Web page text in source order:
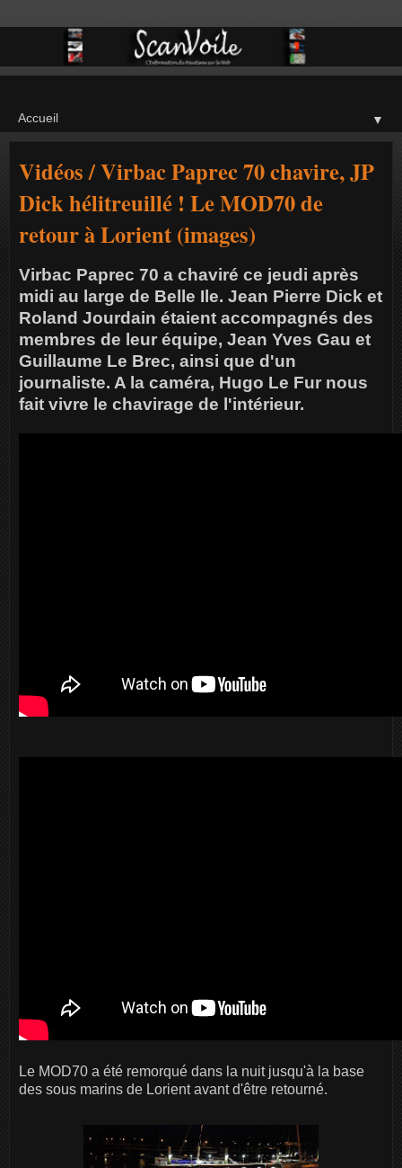
▼
Vidéos / Virbac Paprec 70 chavire, JP
Dick hélitreuillé ! Le MOD70 de
retour à Lorient (images)
Virbac Paprec 70 a chaviré ce jeudi après
midi au large de Belle Ile. Jean Pierre Dick et
Roland Jourdain étaient accompagnés des
membres de leur équipe, Jean Yves Gau et
Guillaume Le Brec, ainsi que d'un
journaliste. A la caméra, Hugo Le Fur nous
fait vivre le chavirage de l'intérieur.
Le MOD70 a été remorqué dans la nuit jusqu'à la base
des sous marins de Lorient avant d'être retourné.